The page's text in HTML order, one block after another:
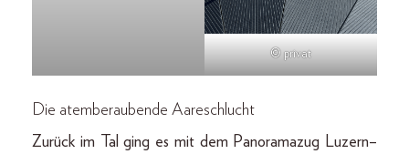
© privat
Die atemberaubende Aareschlucht
Zurück im Tal ging es mit dem Panoramazug Luzern–